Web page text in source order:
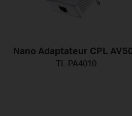
Nano Adaptateur CPL
TL-PA4010